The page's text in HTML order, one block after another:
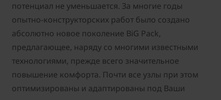
потенциал не уменьшается. За многие годы
опытно-конструкторских работ было создано
абсолютно новое поколение BiG Pack,
предлагающее, наряду со многими известными
технологиями, прежде всего значительное
повышение комфорта. Почти все узлы при этом
оптимизированы и адаптированы под Ваши